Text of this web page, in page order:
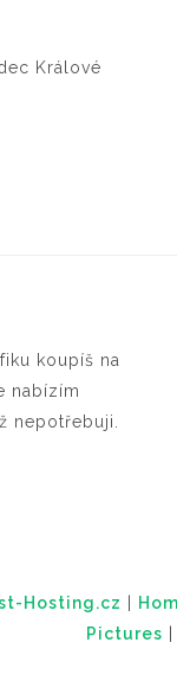
Králové
koupíš na
nabízím
nepotřebuji.
Hosting.cz
Pictures